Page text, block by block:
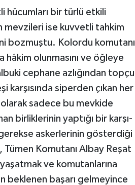
hücumları bir türlü etkili
ise kuvvetli tahkim
bozmuştu. Kolordu komutanı
hâkim olunmasını ve öğleye
cephane azlığından topçu
karşısında siperden çıkan her
sadece bu mevkide
birliklerinin yaptığı bir karşı-
askerlerinin gösterdiği
Tümen Komutanı Albay Reşat
ve komutanlarına
beklenen başarı gelmeyince